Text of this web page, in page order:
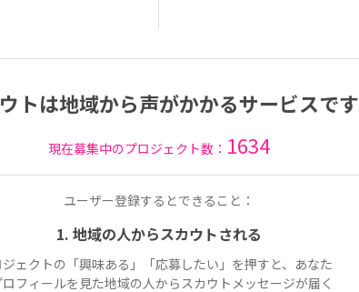
トは地域から声がかかるサービスです
現在募集中のプロジェクト数： 1634
ユーザー登録するとできること：
1. 地域の人からスカウトされる
ジェクトの「興味ある」「応募したい」を押すと、あなた
フィールを見た地域の人からスカウトメッセージが届く